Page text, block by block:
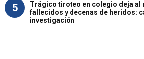
5
Trágico tiroteo en colegio deja al
fallecidos y decenas de heridos:
investigación